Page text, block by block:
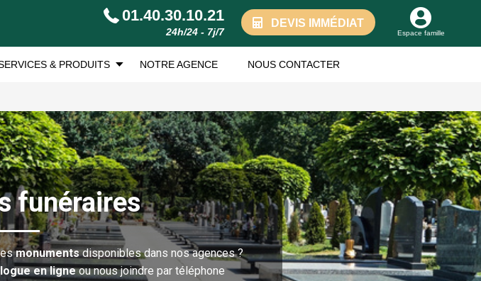
01.40.30.10.21
24h/24 - 7j/7
DEVIS IMMÉDIAT
Espace famille
& PRODUITS NOTRE AGENCE NOUS CONTACTER
funéraires
monumentsdisponibles dans nos agences ?
en ligneou nous joindre par téléphone